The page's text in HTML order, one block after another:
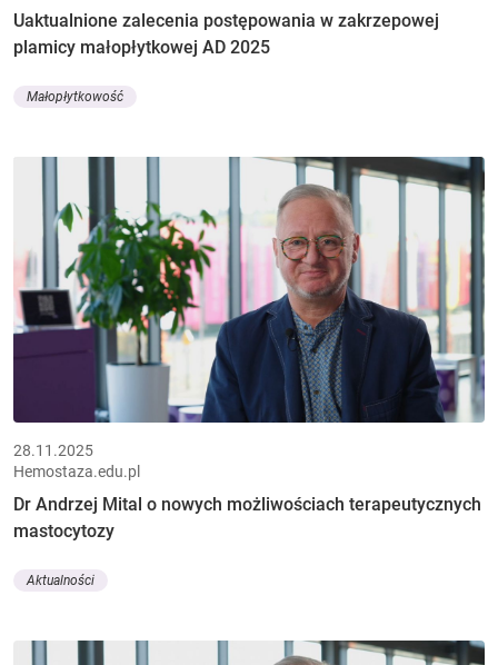
Uaktualnione zalecenia postępowania w zakrzepowej
plamicy małopłytkowej AD 2025
Małopłytkowość
28.11.2025
Hemostaza.edu.pl
Dr Andrzej Mital o nowych możliwościach terapeutycznych
mastocytozy
Aktualności